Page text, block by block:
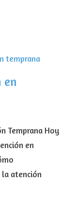
en
Temprana Hoy
en
atención